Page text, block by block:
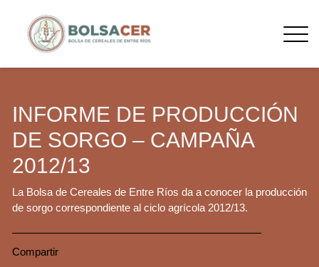
INFORME DE PRODUCCIÓN
DE SORGO – CAMPAÑA
2012/13
La Bolsa de Cereales de Entre Ríos da a conocer la producción
de sorgo correspondiente al ciclo agrícola 2012/13.
Compartir